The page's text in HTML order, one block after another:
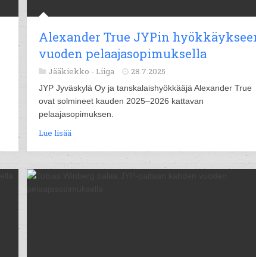
Alexander True JYPin
vuoden pelaajasopimuksella
Jääkiekko - Liiga 28.7.2025
JYP Jyväskylä Oy ja tanskalaishyökkääjä Alexander True
ovat solmineet kauden 2025–2026 kattavan
pelaajasopimuksen.
Lue lisää